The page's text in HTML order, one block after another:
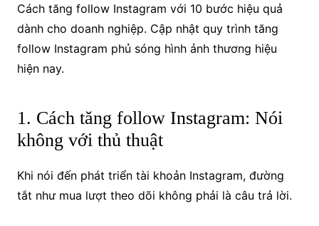
Cách tăng follow Instagram với 10 bước hiệu quả
dành cho doanh nghiệp. Cập nhật quy trình tăng
follow Instagram phủ sóng hình ảnh thương hiệu
hiện nay.
1. Cách tăng follow Instagram: Nói
không với thủ thuật
Khi nói đến phát triển tài khoản Instagram, đường
tắt như mua lượt theo dõi không phải là câu trả lời.